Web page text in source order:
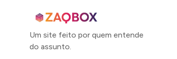
Um site feito por quem entende
do assunto.